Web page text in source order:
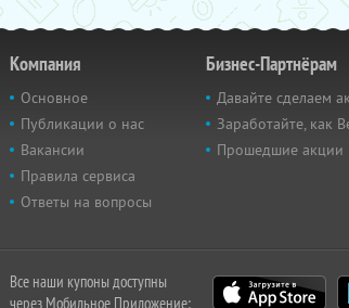
Компания
Основное
Публикации о нас
Вакансии
Правила сервиса
Ответы на вопросы
Бизнес-Партнёрам
Давайте сделаем
Заработайте, как
Прошедшие акции
Все наши купоны доступны
через Мобильное Приложение: